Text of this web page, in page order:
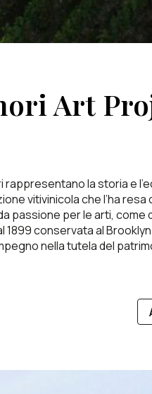
Art
la storia e
vitivinicola che l’ha
passione per le arti,
conservata al
nella tutela del